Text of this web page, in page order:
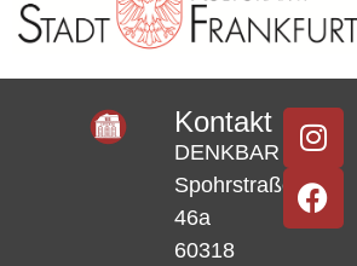
Kontakt
DENKBAR
Spohrstraße
46a
60318